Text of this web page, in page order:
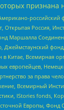
Россия,
Маршалла
Всемирная
европейцев,
за права
Всемирный
IStories fonds,
Европы, Фонд